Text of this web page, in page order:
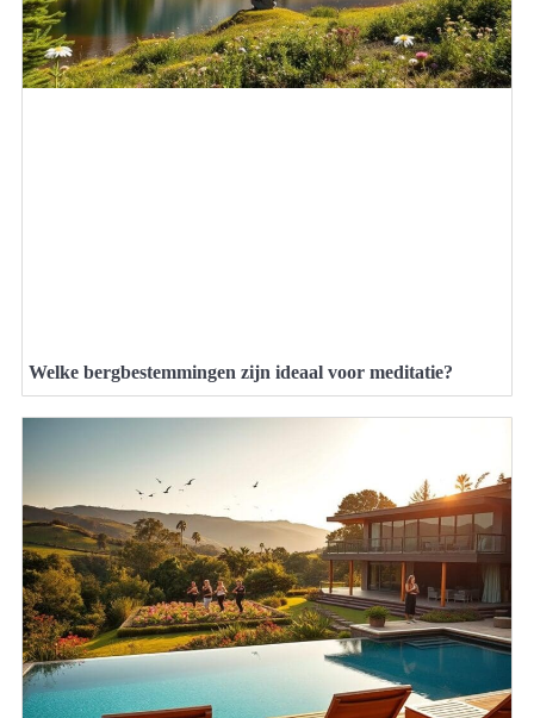
Welke bergbestemmingen zijn ideaal voor meditatie?